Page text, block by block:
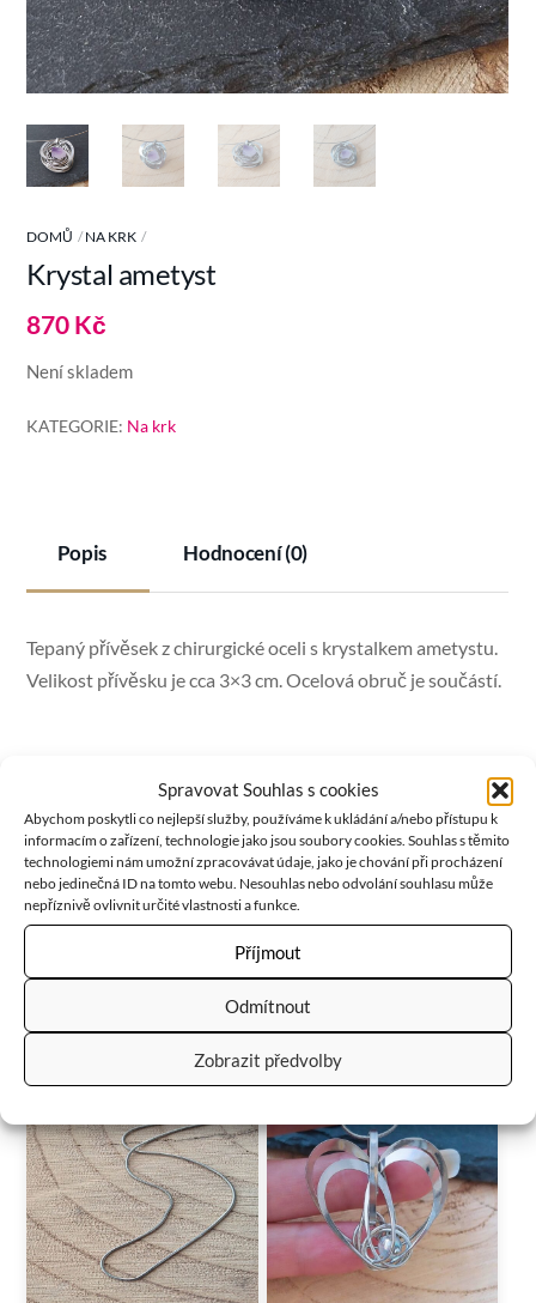
Spravovat Souhlas s cookies
Abychom poskytli co nejlepší služby, používáme k ukládání a/nebo přístupu k
informacím o zařízení, technologie jako jsou soubory cookies. Souhlas s těmito
technologiemi nám umožní zpracovávat údaje, jako je chování při procházení
nebo jedinečná ID na tomto webu. Nesouhlas nebo odvolání souhlasu může
nepříznivě ovlivnit určité vlastnosti a funkce.
Příjmout
Odmítnout
Zobrazit předvolby
DOMŮ NA KRK
Krystal ametyst
870 Kč
Není skladem
KATEGORIE: Na krk
Popis Hodnocení (0)
Tepaný přívěsek z chirurgické oceli s krystalkem ametystu.
Velikost přívěsku je cca 3×3 cm. Ocelová obruč je součástí.
je kamenem duchovní čistoty a meditace. Po celé
věky byl velmi ceněný pro svou ohromující krásu a
jedinečnou schopnost stimulovat a zklidňovat mysl a
emoce. Ametyst v sobě nese vášeň, kreativitu a spiritualitu,
ale také logiku, střídmost a střízlivost.
RELATEDPRODUCTS